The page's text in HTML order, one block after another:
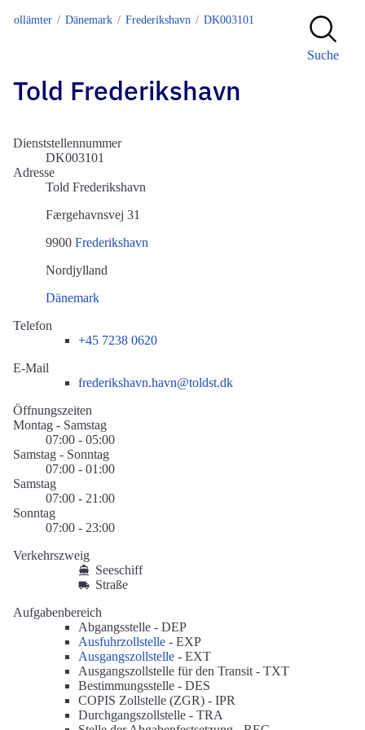
Zollämter Dänemark Frederikshavn DK003101
Suche
Told Frederikshavn
Dienststellennummer
DK003101
Adresse
Told Frederikshavn
Færgehavnsvej 31
9900 Frederikshavn
Nordjylland
Dänemark
Telefon
+45 7238 0620
E-Mail
frederikshavn.havn@toldst.dk
Öffnungszeiten
Montag - Samstag
07:00 - 05:00
Samstag - Sonntag
07:00 - 01:00
Samstag
07:00 - 21:00
Sonntag
07:00 - 23:00
Verkehrszweig
Seeschiff
Straße
Aufgabenbereich
Abgangsstelle - DEP
Ausfuhrzollstelle - EXP
Ausgangszollstelle - EXT
Ausgangszollstelle für den Transit - TXT
Bestimmungsstelle - DES
COPIS Zollstelle (ZGR) - IPR
Durchgangszollstelle - TRA